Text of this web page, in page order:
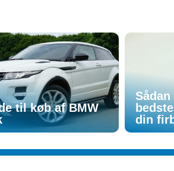
til køb af BMW
din